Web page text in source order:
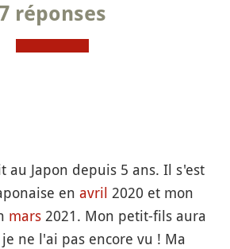
réponses
au Japon depuis 5 ans. Il s'est
en avril 2020 et mon
mars 2021. Mon petit-fils aura
ne l'ai pas encore vu ! Ma